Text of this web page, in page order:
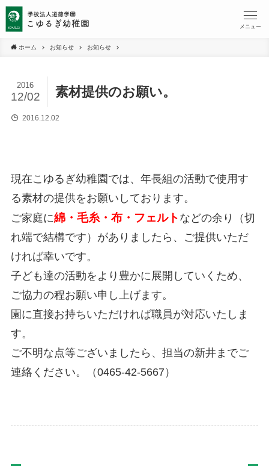
メニュー
ホーム お知らせ お知らせ
素材提供のお願い。
2016
12/02
2016.12.02
現在こゆるぎ幼稚園では、年長組の活動で使用す
る素材の提供をお願いしております。
ご家庭に綿・毛糸・布・フェルト などの余り（切
れ端で結構です）がありましたら、ご提供いただ
ければ幸いです。
子ども達の活動をより豊かに展開していくため、
ご協力の程お願い申し上げます。
園に直接お持ちいただければ職員が対応いたしま
す。
ご不明な点等ございましたら、担当の新井までご
連絡ください。（0465-42-5667）